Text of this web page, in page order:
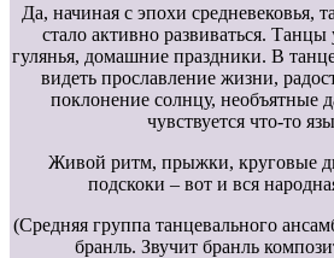
Да, начиная с эпохи средневековья,
стало активно развиваться.
гулянья, домашние праздники. В
видеть прославление жизни,
поклонение солнцу,
чувствуется что-то
Живой ритм, прыжки, круговые
подскоки – вот и вся
(Средняя группа танцевального
бранль. Звучит бранль